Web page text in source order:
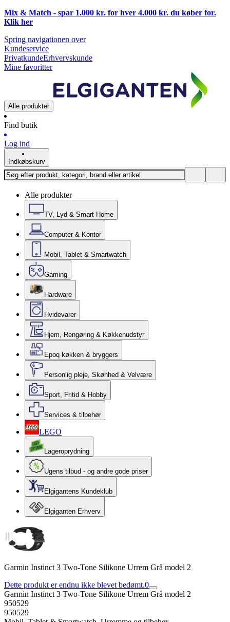
Mix & Match - spar 1.000 kr. for hver 4.000 kr. du køber for.
Klik her
Spring navigationen over
Kundeservice
PrivatkundeErhvervskunde
Mine favoritter
Alle produkter
Find butik
Log ind
Indkøbskurv
Alle produkter
TV, Lyd & Smart Home
Computer & Kontor
Mobil, Tablet & Smartwatch
Gaming
Hardware
Hvidevarer
Hjem, Rengøring & Køkkenudstyr
Epoq køkken & bryggers
Personlig pleje, Skønhed & Velvære
Sport, Fritid & Hobby
Services & tilbehør
LEGO
Lageroprydning
Ugens tilbud - og andre gode priser
Elgigantens Kundeklub
Elgiganten Erhverv
Garmin Instinct 3 Two-Tone Silikone Urrem Grå model 2
Dette produkt er endnu ikke blevet bedømt.0
Garmin Instinct 3 Two-Tone Silikone Urrem Grå model 2
950529
950529